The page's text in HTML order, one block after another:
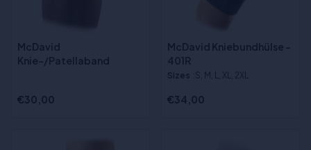
McDavid
Knie-/Patellaband
€30,00
McDavid Kniebundhülse -
401R
Sizes :S, M, L, XL, 2XL
€34,00